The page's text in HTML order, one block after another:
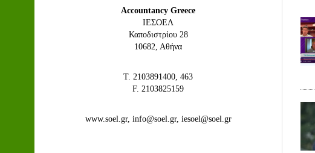
Accountancy Greece
IEΣΟΕΛ
Καποδιστρίου 28
10682, Αθήνα
Τ. 2103891400, 463
F. 2103825159
www.soel.gr, info@soel.gr, iesoel@soel.gr